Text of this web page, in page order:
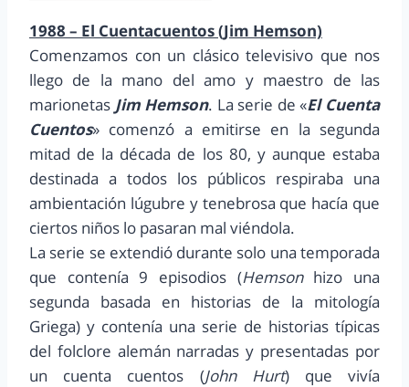
1988 – El Cuentacuentos (Jim Hemson)
Comenzamos con un clásico televisivo que nos
llego de la mano del amo y maestro de las
marionetas Jim Hemson. La serie de «El Cuenta
Cuentos» comenzó a emitirse en la segunda
mitad de la década de los 80, y aunque estaba
destinada a todos los públicos respiraba una
ambientación lúgubre y tenebrosa que hacía que
ciertos niños lo pasaran mal viéndola.
La serie se extendió durante solo una temporada
que contenía 9 episodios (Hemsonhizo una
segunda basada en historias de la mitología
Griega) y contenía una serie de historias típicas
del folclore alemán narradas y presentadas por
un cuenta cuentos (John Hurt) que vivía